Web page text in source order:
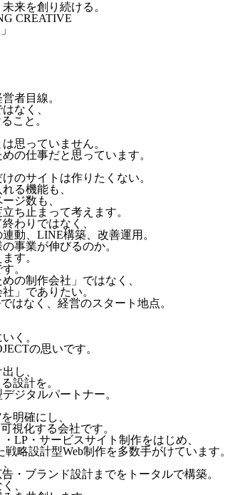
来を創り続ける。
CREATIVE
者目線。
なく、
こと。
思っていません。
の仕事だと思っています。
のサイトは作りたくない。
る機能も、
ジ数も、
ち止まって考えます。
わりではなく、
動、LINE構築、改善運用。
事業が伸びるのか。
す。
。
の制作会社」ではなく、
」でありたい。
はなく、経営のスタート地点。
く。
の思いです。
し、
設計を。
ジタルパートナー。
明確にし、
視化する会社です。
LP・サービスサイト制作をはじめ、
戦略設計型Web制作を多数手がけています。
・ブランド設計までをトータルで構築。
、